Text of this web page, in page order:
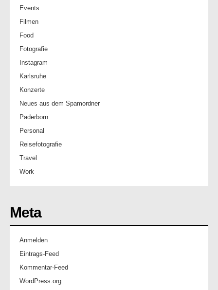
Events
Filmen
Food
Fotografie
Instagram
Karlsruhe
Konzerte
Neues aus dem Spamordner
Paderborn
Personal
Reisefotografie
Travel
Work
Meta
Anmelden
Eintrags-Feed
Kommentar-Feed
WordPress.org